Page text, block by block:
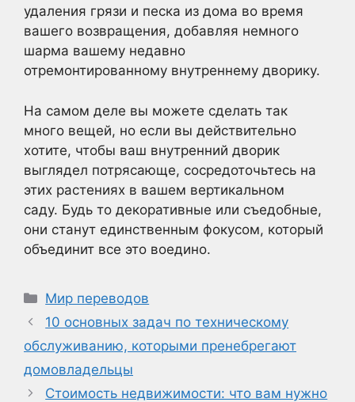
удаления грязи и песка из дома во время
вашего возвращения, добавляя немного
шарма вашему недавно
отремонтированному внутреннему дворику.
На самом деле вы можете сделать так
много вещей, но если вы действительно
хотите, чтобы ваш внутренний дворик
выглядел потрясающе, сосредоточьтесь на
этих растениях в вашем вертикальном
саду. Будь то декоративные или съедобные,
они станут единственным фокусом, который
объединит все это воедино.
Рубрики
Мир переводов
10 основных задач по техническому
обслуживанию, которыми пренебрегают
домовладельцы
Стоимость недвижимости: что вам нужно